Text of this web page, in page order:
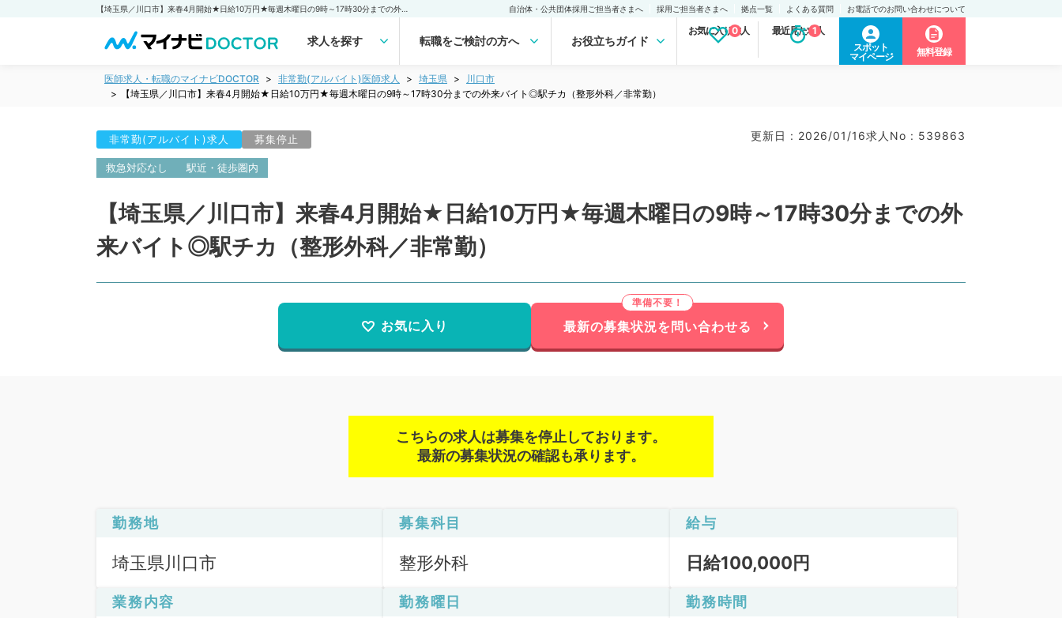
自治体・公共団体採用ご担当者さまへ 採用ご担当者さまへ 拠点一覧 よくある質問 お電話でのお問い合わせについて
求人を探す 転職をご検討の方へ お役立ちガイド
お気に入り求人
0 最近見た求人
1
スポット
マイページ
無料登録
医師求人・転職のマイナビDOCTOR 非常勤(アルバイト)医師求人 埼玉県
川口市
【埼玉県／川口市】来春4月開始★日給10万円★毎週木曜日の9時～17時30分までの外来バイト◎駅チカ（整形外科／非常勤）
非常勤(アルバイト)求人 募集停止 更新日 : 2026/01/16求人No : 539863
救急対応なし 駅近・徒歩圏内
【埼玉県／川口市】来春4月開始★日給10万円★毎週木曜日の9時～17時30分までの外
来バイト◎駅チカ（整形外科／非常勤）
お気に入り 最新の募集状況を問い合わせる
こちらの求人は募集を停止しております。
最新の募集状況の確認も承ります。
勤務地
埼玉県川口市
募集科目
整形外科
給与
日給100,000円
業務内容 勤務曜日 勤務時間